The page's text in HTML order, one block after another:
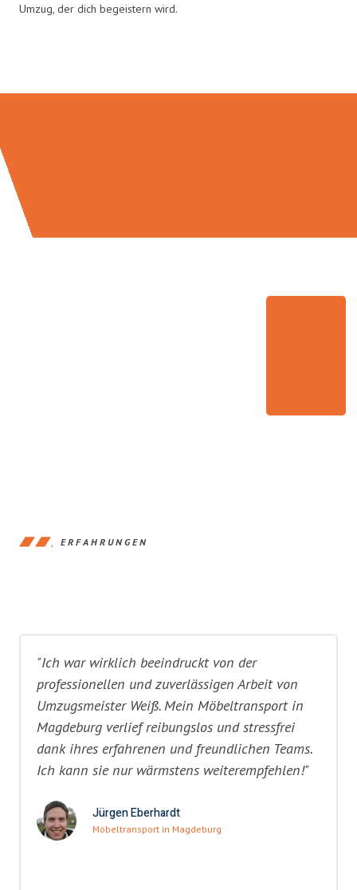
Umzug, der dich begeistern wird.
ERFAHRUNGEN
"Ich war wirklich beeindruckt von der
professionellen und zuverlässigen Arbeit von
Umzugsmeister Weiß. Mein Möbeltransport in
Magdeburg verlief reibungslos und stressfrei
dank ihres erfahrenen und freundlichen Teams.
Ich kann sie nur wärmstens weiterempfehlen!"
Jürgen Eberhardt
Möbeltransport in Magdeburg